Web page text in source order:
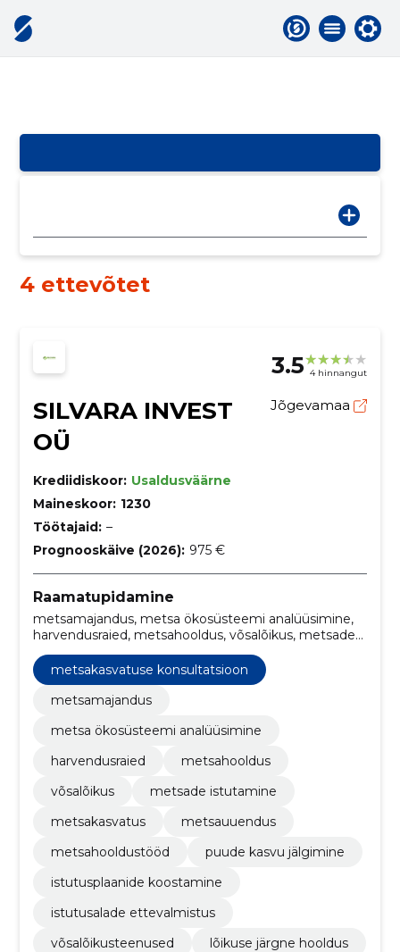
4 ettevõtet
3.5 4 hinnangut
SILVARA INVEST
OÜ
Jõgevamaa
Krediidiskoor: Usaldusväärne
Maineskoor: 1230
Töötajaid: –
Prognooskäive (2026): 975 €
Raamatupidamine
metsamajandus, metsa ökosüsteemi analüüsimine,
harvendusraied, metsahooldus, võsalõikus, metsade
istutamine, metsakasvatus, metsauuendus,
metsahooldustööd, puude kasvu jälgimine
metsakasvatuse konsultatsioon
metsamajandus
metsa ökosüsteemi analüüsimine
harvendusraied
metsahooldus
võsalõikus
metsade istutamine
metsakasvatus
metsauuendus
metsahooldustööd
puude kasvu jälgimine
istutusplaanide koostamine
istutusalade ettevalmistus
võsalõikusteenused
lõikuse järgne hooldus